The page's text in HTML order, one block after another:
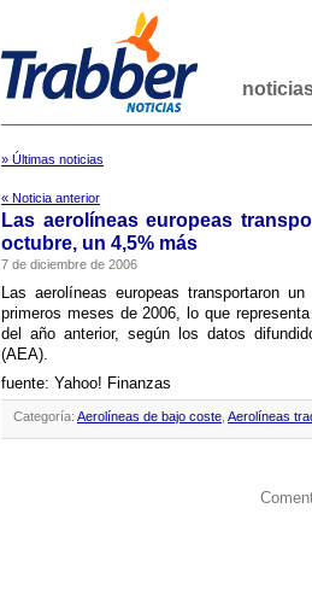
» Últimas noticias
« Noticia anterior
Las aerolí­neas europeas
octubre, un 4,5% más
7 de diciembre de 2006
Las aerolí­neas europeas transportaron
primeros meses de 2006, lo que
del año anterior, según los datos
(AEA).
fuente: Yahoo! Finanzas
Categoría: Aerolíneas de bajo coste Aerolíneas